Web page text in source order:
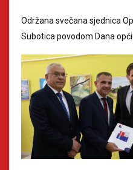
Održana svečana sjednica
Subotica povodom Dana